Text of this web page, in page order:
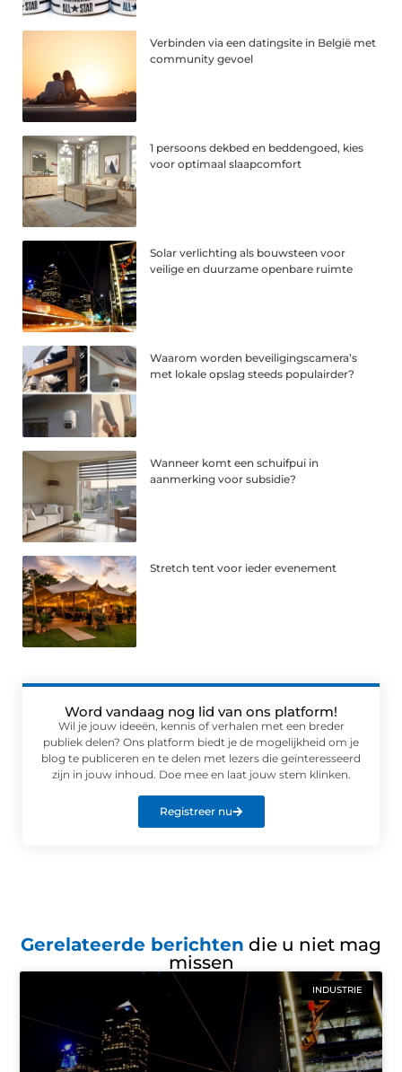
Verbinden via een datingsite in België met
community gevoel
1 persoons dekbed en beddengoed, kies
voor optimaal slaapcomfort
Solar verlichting als bouwsteen voor
veilige en duurzame openbare ruimte
Waarom worden beveiligingscamera’s
met lokale opslag steeds populairder?
Wanneer komt een schuifpui in
aanmerking voor subsidie?
Stretch tent voor ieder evenement
Word vandaag nog lid van ons platform!
Wil je jouw ideeën, kennis of verhalen met een breder
publiek delen? Ons platform biedt je de mogelijkheid om je
blog te publiceren en te delen met lezers die geïnteresseerd
zijn in jouw inhoud. Doe mee en laat jouw stem klinken.
Registreer nu
Gerelateerde berichten die u niet mag
missen
INDUSTRIE